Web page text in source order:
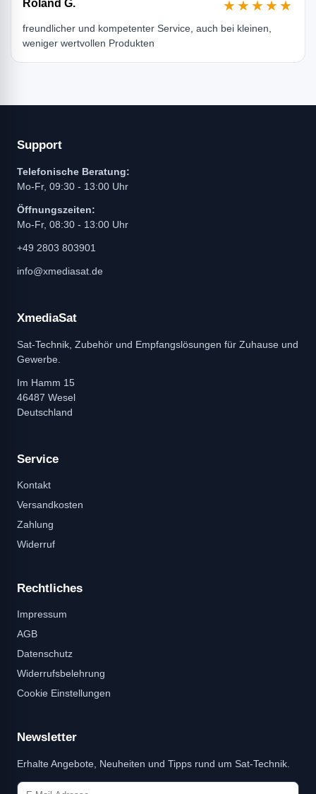
Roland G. ★★★★★
freundlicher und kompetenter Service, auch bei kleinen,
weniger wertvollen Produkten
Support
Telefonische Beratung:
Mo-Fr, 09:30 - 13:00 Uhr
Öffnungszeiten:
Mo-Fr, 08:30 - 13:00 Uhr
+49 2803 803901
info@xmediasat.de
XmediaSat
Sat-Technik, Zubehör und Empfangslösungen für Zuhause und
Gewerbe.
Im Hamm 15
46487 Wesel
Deutschland
Service
Kontakt
Versandkosten
Zahlung
Widerruf
Rechtliches
Impressum
AGB
Datenschutz
Widerrufsbelehrung
Cookie Einstellungen
Newsletter
Erhalte Angebote, Neuheiten und Tipps rund um Sat-Technik.